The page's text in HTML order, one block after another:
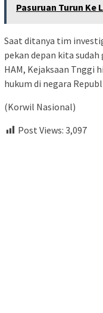
Pasuruan Turun Ke
Saat ditanya tim
pekan depan kita
HAM, Kejaksaan Tnggi
hukum di negara
(Korwil Nasional)
Post Views: 3,097